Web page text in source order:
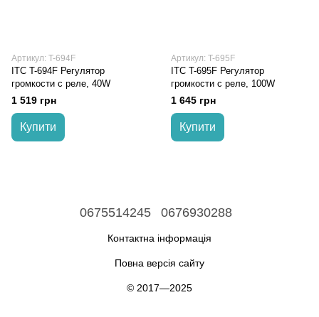
Артикул: T-694F
ITC T-694F Регулятор
громкости с реле, 40W
1 519 грн
Купити
Артикул: T-695F
ITC T-695F Регулятор
громкости с реле, 100W
1 645 грн
Купити
0675514245 0676930288
Контактна інформація
Повна версія сайту
© 2017—2025